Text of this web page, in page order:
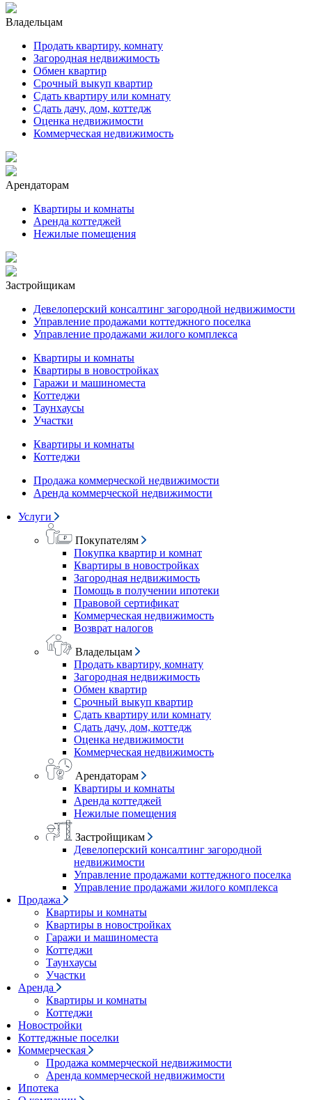
Владельцам
Продать квартиру, комнату
Загородная недвижимость
Обмен квартир
Срочный выкуп квартир
Сдать квартиру или комнату
Сдать дачу, дом, коттедж
Оценка недвижимости
Коммерческая недвижимость
Арендаторам
Квартиры и комнаты
Аренда коттеджей
Нежилые помещения
Застройщикам
Девелоперский консалтинг загородной недвижимости
Управление продажами коттеджного поселка
Управление продажами жилого комплекса
Квартиры и комнаты
Квартиры в новостройках
Гаражи и машиноместа
Коттеджи
Таунхаусы
Участки
Квартиры и комнаты
Коттеджи
Продажа коммерческой недвижимости
Аренда коммерческой недвижимости
Услуги
Покупателям
Покупка квартир и комнат
Квартиры в новостройках
Загородная недвижимость
Помощь в получении ипотеки
Правовой сертификат
Коммерческая недвижимость
Возврат налогов
Владельцам
Продать квартиру, комнату
Загородная недвижимость
Обмен квартир
Срочный выкуп квартир
Сдать квартиру или комнату
Сдать дачу, дом, коттедж
Оценка недвижимости
Коммерческая недвижимость
Арендаторам
Квартиры и комнаты
Аренда коттеджей
Нежилые помещения
Застройщикам
Девелоперский консалтинг загородной
недвижимости
Управление продажами коттеджного поселка
Управление продажами жилого комплекса
Продажа
Квартиры и комнаты
Квартиры в новостройках
Гаражи и машиноместа
Коттеджи
Таунхаусы
Участки
Аренда
Квартиры и комнаты
Коттеджи
Новостройки
Коттеджные поселки
Коммерческая
Продажа коммерческой недвижимости
Аренда коммерческой недвижимости
Ипотека